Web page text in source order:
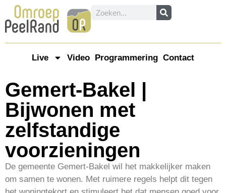
Live Video Programmering Contact
Gemert-Bakel |
Bijwonen met
zelfstandige
voorzieningen
De gemeente Gemert-Bakel wil het makkelijker maken
om samen te wonen. Met ruimere regels helpt dit tegen